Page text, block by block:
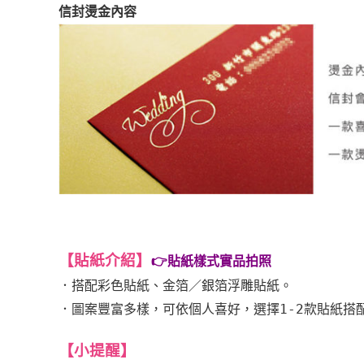
信封燙金內容
【貼紙介紹】 👉貼紙樣式實品拍照
． 搭配彩色貼紙、金箔／銀箔浮雕貼紙。
． 圖案豐富多樣，可依個人喜好，選擇1-2款貼紙搭
【小提醒】